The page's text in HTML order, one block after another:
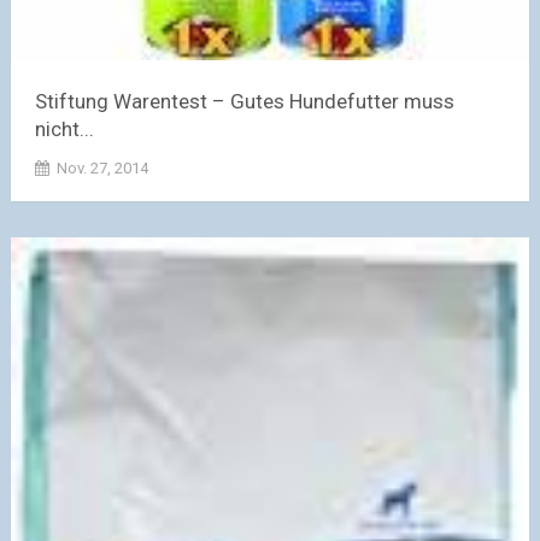
Stiftung Warentest – Gutes Hundefutter muss
nicht...
Nov. 27, 2014